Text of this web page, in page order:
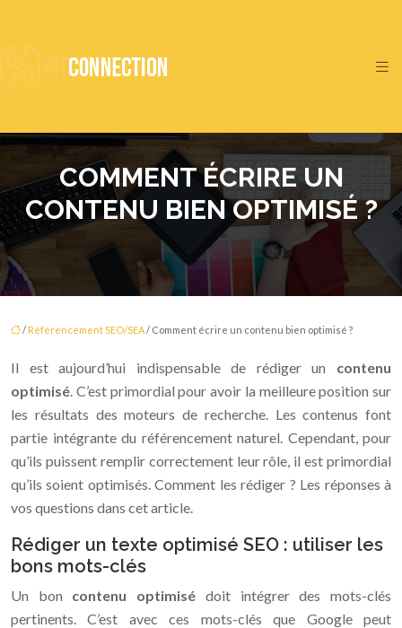
COMMENT ÉCRIRE UN
CONTENU BIEN OPTIMISÉ ?
/ Référencement SEO/SEA/ Comment écrire un contenu bien optimisé ?
Il est aujourd’hui indispensable de rédiger un contenu
optimisé. C’est primordial pour avoir la meilleure position sur
les résultats des moteurs de recherche. Les contenus font
partie intégrante du référencement naturel. Cependant, pour
qu’ils puissent remplir correctement leur rôle, il est primordial
qu’ils soient optimisés. Comment les rédiger ? Les réponses à
vos questions dans cet article.
Rédiger un texte optimisé SEO : utiliser les
bons mots-clés
Un bon contenu optimisé doit intégrer des mots-clés
pertinents. C’est avec ces mots-clés que Google peut